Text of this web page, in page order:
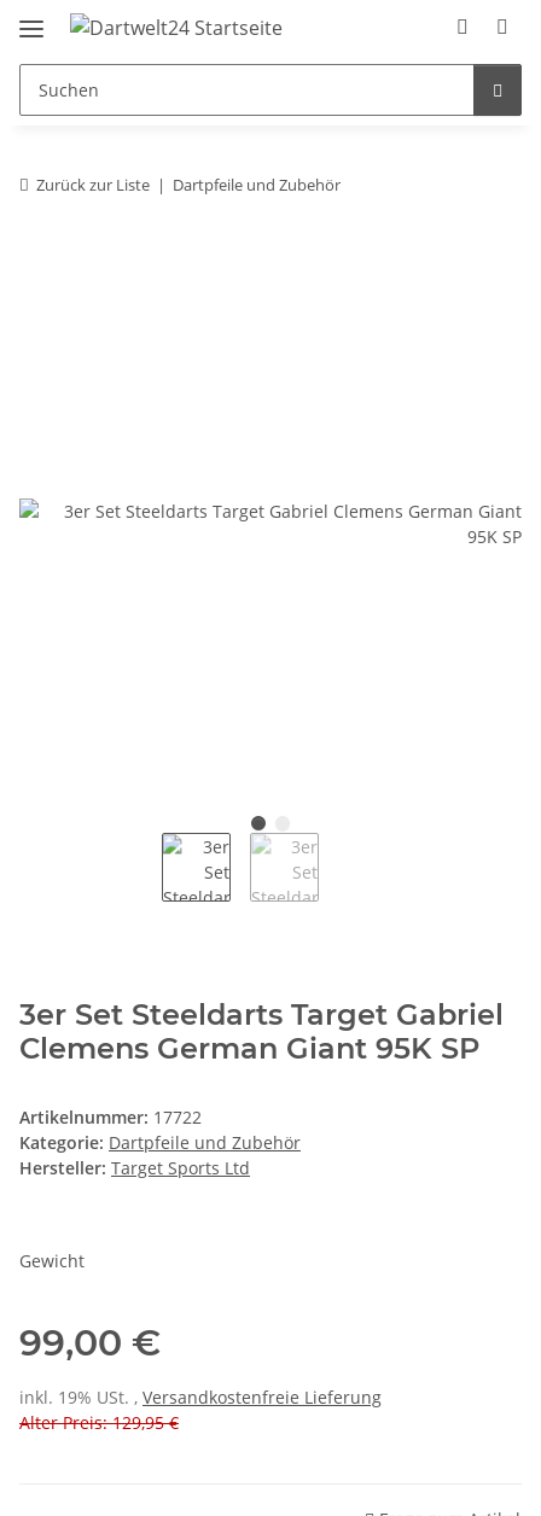
Zurück zur Liste Dartpfeile und Zubehör
3er Set Steeldarts Target Gabriel
Clemens German Giant 95K SP
Artikelnummer: 17722
Kategorie: Dartpfeile und Zubehör
Hersteller: Target Sports Ltd
Gewicht
99,00 €
inkl. 19% USt. , Versandkostenfreie Lieferung
Alter Preis: 129,95 €